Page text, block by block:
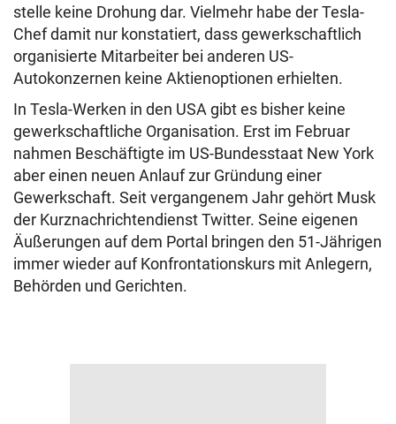
stelle keine Drohung dar. Vielmehr habe der Tesla-
Chef damit nur konstatiert, dass gewerkschaftlich
organisierte Mitarbeiter bei anderen US-
Autokonzernen keine Aktienoptionen erhielten.
In Tesla-Werken in den USA gibt es bisher keine
gewerkschaftliche Organisation. Erst im Februar
nahmen Beschäftigte im US-Bundesstaat New York
aber einen neuen Anlauf zur Gründung einer
Gewerkschaft. Seit vergangenem Jahr gehört Musk
der Kurznachrichtendienst Twitter. Seine eigenen
Äußerungen auf dem Portal bringen den 51-Jährigen
immer wieder auf Konfrontationskurs mit Anlegern,
Behörden und Gerichten.